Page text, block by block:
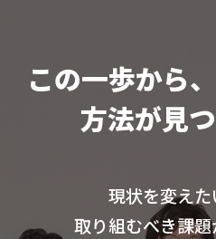
この一歩から
方法が見
現状を変えた
取り組むべき課